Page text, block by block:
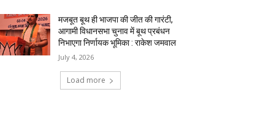
मजबूत बूथ ही भाजपा की जीत की गारंटी,
आगामी विधानसभा चुनाव में बूथ प्रबंधन
निभाएगा निर्णायक भूमिका : राकेश जमवाल
July 4, 2026
Load more